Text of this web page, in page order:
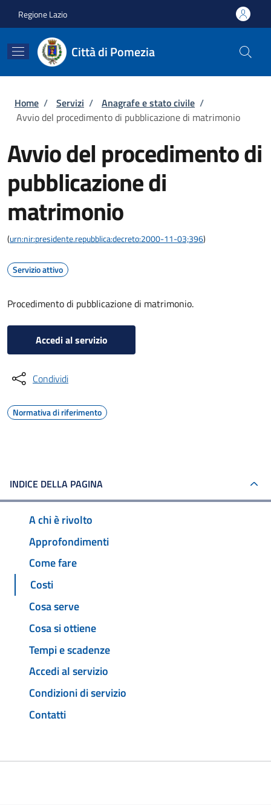
Regione Lazio
Città di Pomezia
Briciole di pane
Home / Servizi / Anagrafe e stato civile /
Avvio del procedimento di pubblicazione di matrimonio
Avvio del procedimento di
pubblicazione di
matrimonio
(urn:nir:presidente.repubblica:decreto:2000-11-03;396)
Servizio attivo
Procedimento di pubblicazione di matrimonio.
Accedi al servizio
Condividi
Normativa di riferimento
INDICE DELLA PAGINA
A chi è rivolto
Approfondimenti
Come fare
Costi
Cosa serve
Cosa si ottiene
Tempi e scadenze
Accedi al servizio
Condizioni di servizio
Contatti